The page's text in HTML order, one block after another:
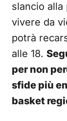
slancio
vivere da
potrà
alle 18.
per non
sfide più
basket